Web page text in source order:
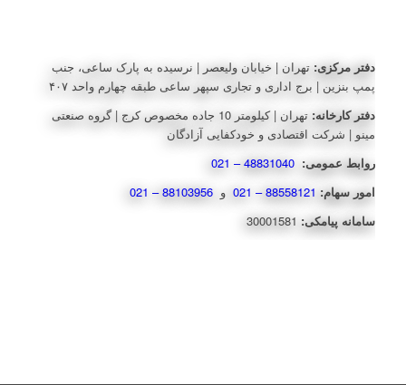
دفتر مرکزی: تهران | خیابان ولیعصر | نرسیده به پارک ساعی، جنب
پمپ بنزین | برج اداری و تجاری سپهر ساعی طبقه چهارم واحد ۴۰۷
دفتر کارخانه:
تهران | کیلومتر 10 جاده مخصوص کرج | گروه صنعتی
مینو | شرکت اقتصادی و خودکفایی آزادگان
روابط عمومی:
امور سهام: 88558121 – 021 و
سامانه پیامکی: